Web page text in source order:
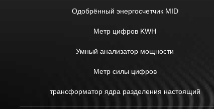
Одобрённый энергосчетчик MID
Метр цифров KWH
Умный анализатор мощности
Метр силы цифров
трансформатор ядра разделения настоящий